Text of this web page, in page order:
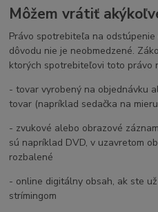
Môžem vrátiť
Právo spotrebiteľa na
dôvodu nie je neobmedzené.
ktorých spotrebiteľovi toto právo
- tovar vyrobený na objednávku
tovar (napríklad sedačka na
- zvukové alebo obrazové
sú napríklad DVD, v uzavretom
rozbalené
- online digitálny obsah, ak ste
strímingom